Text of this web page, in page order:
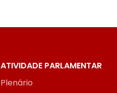
ATIVIDADE PARLAMENTAR
Plenário